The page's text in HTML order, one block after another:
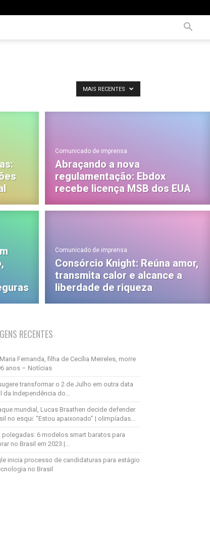
MAIS RECENTES
Comunicado de imprensa
Abraçando a nova
regulamentação: Ebdox
recebe licença MSB dos EUA
Comunicado de imprensa
Consórcio Knight: Reúna amor,
transmita calor e alcance a
liberdade de riqueza
RECENTES
Fernanda, filha de Cecília Meireles, morre
anos – Notícias
transformar o 2 de Julho em outra data
da Independência do...
mundial, Lucas Braathen decide defender
no esqui: “Estou apaixonado” | olimpíadas...
polegadas: 6 modelos smart baratos para
no Brasil em 2023 |...
inicia processo de candidaturas para estágio
no Brasil